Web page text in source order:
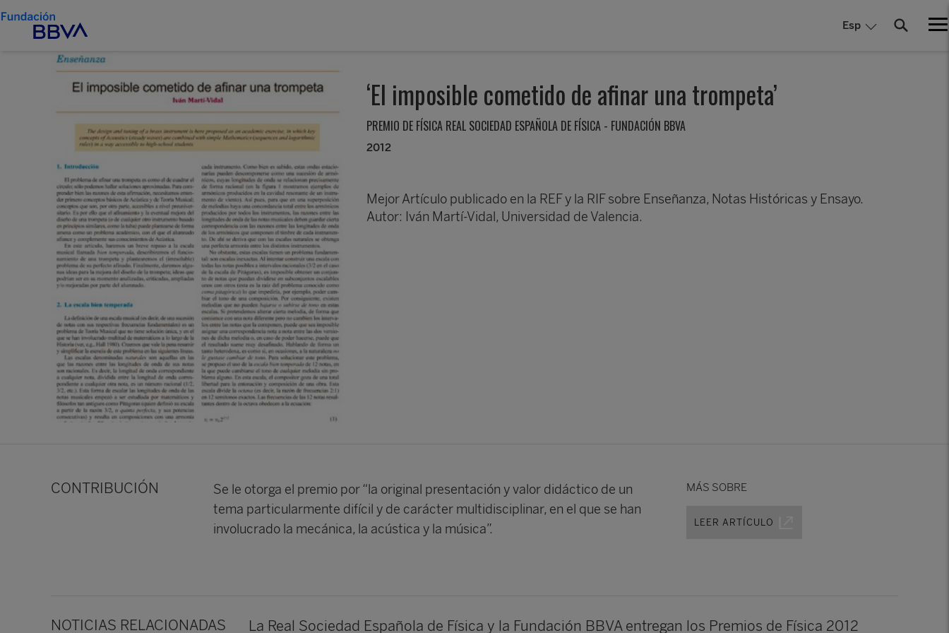
Esp
‘El imposible cometido de afinar una trompeta’
PREMIO DE FÍSICA REAL SOCIEDAD ESPAÑOLA DE FÍSICA - FUNDACIÓN BBVA
2012
Mejor Artículo publicado en la REF y la RIF sobre Enseñanza, Notas Históricas y Ensayo.
Autor: Iván Martí-Vidal, Universidad de Valencia.
CONTRIBUCIÓN
Se le otorga el premio por “la original presentación y valor didáctico de un
tema particularmente difícil y de carácter multidisciplinar, en el que se han
involucrado la mecánica, la acústica y la música”.
MÁS SOBRE
LEER ARTÍCULO
NOTICIAS RELACIONADAS La Real Sociedad Española de Física y la Fundación BBVA entregan los Premios de Física 2012